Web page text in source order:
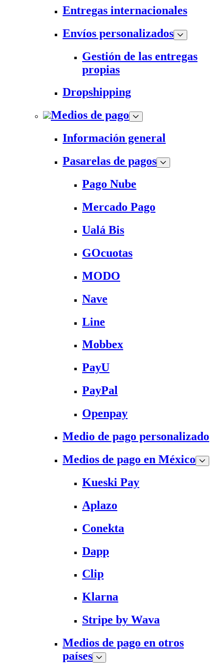
Entregas internacionales
Envíos personalizados
Gestión de las entregas
propias
Dropshipping
Medios de pago
Información general
Pasarelas de pagos
Pago Nube
Mercado Pago
Ualá Bis
GOcuotas
MODO
Nave
Line
Mobbex
PayU
PayPal
Openpay
Medio de pago personalizado
Medios de pago en México
Kueski Pay
Aplazo
Conekta
Dapp
Clip
Klarna
Stripe by Wava
Medios de pago en otros
países